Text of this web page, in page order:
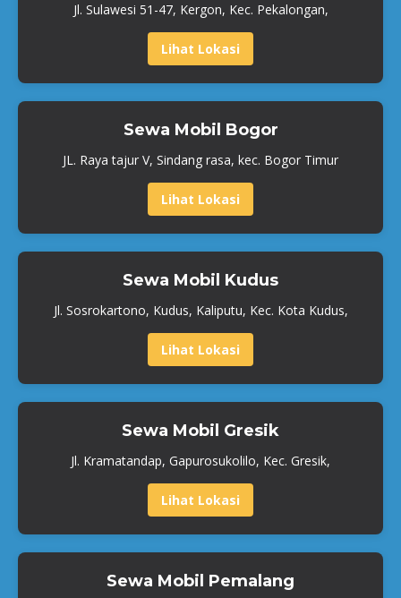
Jl. Sulawesi 51-47, Kergon, Kec. Pekalongan,
Lihat Lokasi
Sewa Mobil Bogor
JL. Raya tajur V, Sindang rasa, kec. Bogor Timur
Lihat Lokasi
Sewa Mobil Kudus
Jl. Sosrokartono, Kudus, Kaliputu, Kec. Kota Kudus,
Lihat Lokasi
Sewa Mobil Gresik
Jl. Kramatandap, Gapurosukolilo, Kec. Gresik,
Lihat Lokasi
Sewa Mobil Pemalang